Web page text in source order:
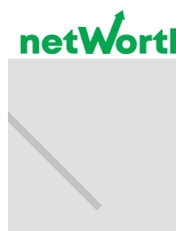
BENEFICIOS FISCALES